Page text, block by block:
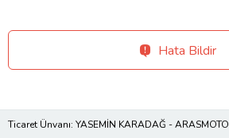
Hata Bildir
Ticaret Ünvanı: YASEMİN KARADAĞ - ARASMOTO